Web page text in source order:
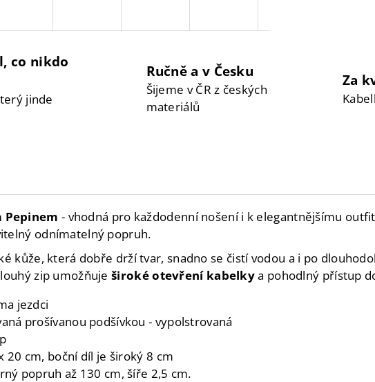
co nikdo
jinde
Ručně a v Česku
Šijeme v ČR z českých
materiálů
Za
Pepinem - vhodná pro každodenní nošení i k elegantnějšímu
odnímatelný popruh.
kůže, která dobře drží tvar, snadno se čistí vodou a i po
zip umožňuješiroké otevření kabelkya pohodlný přístup
jezdci
prošívanou podšívkou - vypolstrovaná
20 cm, boční díl je široký 8 cm
popruh až 130 cm, šíře 2,5 cm.